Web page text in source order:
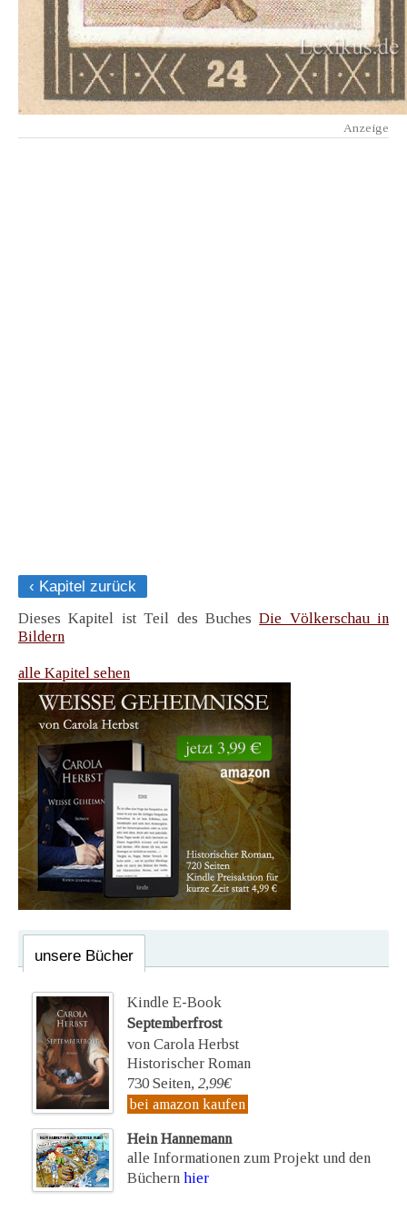
‹ Kapitel zurück
Dieses Kapitel ist Teil des BuchesDie Völkerschau in
Bildern
alle Kapitel sehen
unsere Bücher
Kindle E-Book
Septemberfrost
von Carola Herbst
Historischer Roman
730 Seiten, 2,99€
bei amazon kaufen
Hein Hannemann
alle Informationen zum Projekt und den
Büchern hier